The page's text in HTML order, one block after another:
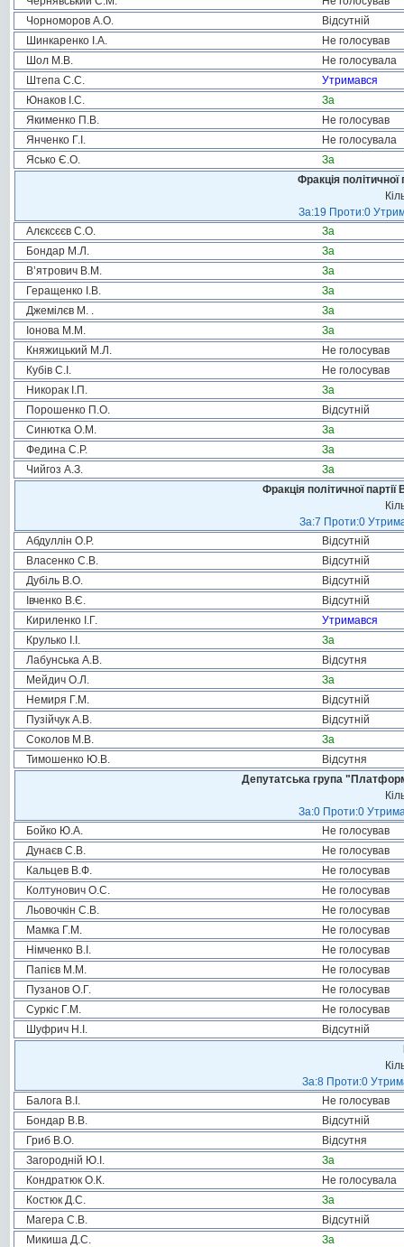
Чорноморов А.О.
Відсутній
Шинкаренко І.А.
Не голосував
Шол М.В.
Не голосувала
Штепа С.С.
Утримався
Юнаков І.С.
За
Якименко П.В.
Не голосував
Янченко Г.І.
Не голосувала
Ясько Є.О.
За
Фракція
За:19 Проти:0
Алєксєєв С.О.
За
Бондар М.Л.
За
В’ятрович В.М.
За
Геращенко І.В.
За
Джемілєв М. .
За
Іонова М.М.
За
Княжицький М.Л.
Не голосував
Кубів С.І.
Не голосував
Никорак І.П.
За
Порошенко П.О.
Відсутній
Синютка О.М.
За
Федина С.Р.
За
Чийгоз А.З.
За
Фракція політичної
За:7 Проти:0
Абдуллін О.Р.
Відсутній
Власенко С.В.
Відсутній
Дубіль В.О.
Відсутній
Івченко В.Є.
Відсутній
Кириленко І.Г.
Утримався
Крулько І.І.
За
Лабунська А.В.
Відсутня
Мейдич О.Л.
За
Немиря Г.М.
Відсутній
Пузійчук А.В.
Відсутній
Соколов М.В.
За
Тимошенко Ю.В.
Відсутня
Депутатська група
За:0 Проти:0
Бойко Ю.А.
Не голосував
Дунаєв С.В.
Не голосував
Кальцев В.Ф.
Не голосував
Колтунович О.С.
Не голосував
Льовочкін С.В.
Не голосував
Мамка Г.М.
Не голосував
Німченко В.І.
Не голосував
Папієв М.М.
Не голосував
Пузанов О.Г.
Не голосував
Суркіс Г.М.
Не голосував
Шуфрич Н.І.
Відсутній
За:8 Проти:0
Балога В.І.
Не голосував
Бондар В.В.
Відсутній
Гриб В.О.
Відсутня
Загородній Ю.І.
За
Кондратюк О.К.
Не голосувала
Костюк Д.С.
За
Магера С.В.
Відсутній
Микиша Д.С.
За